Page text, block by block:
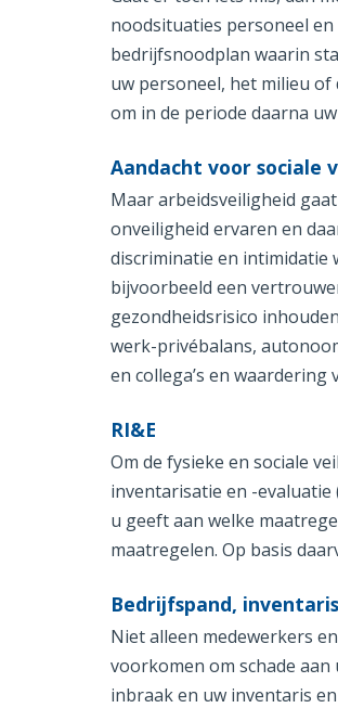
noodsituaties personeel
bedrijfsnoodplan waarin
uw personeel, het milieu
om in de periode daarna
Aandacht voor sociale
Maar arbeidsveiligheid
onveiligheid ervaren en
discriminatie en intimidatie
bijvoorbeeld een
gezondheidsrisico
werk-privébalans,
en collega’s en
RI&E
Om de fysieke en sociale
inventarisatie en -evaluatie
u geeft aan welke
maatregelen. Op basis
Bedrijfspand,
Niet alleen medewerkers
voorkomen om schade
inbraak en uw inventaris